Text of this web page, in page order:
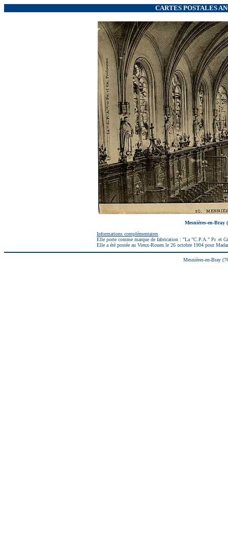
CARTES POSTALES
Mesnières-en-Bray
Informations complémentaires
Elle porte comme marque de fabrication : "La "C.P.A." Pr. et
Elle a été postée au Vieux-Rouen le 26 octobre 1904 pour
Mesnières-en-Bray